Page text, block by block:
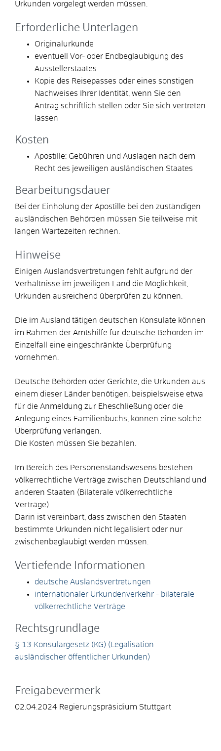
Urkunden vorgelegt werden müssen.
Erforderliche Unterlagen
Originalurkunde
eventuell Vor- oder Endbeglaubigung des
Ausstellerstaates
Kopie des Reisepasses oder eines sonstigen
Nachweises Ihrer Identität, wenn Sie den
Antrag schriftlich stellen oder Sie sich vertreten
lassen
Kosten
Apostille: Gebühren und Auslagen nach dem
Recht des jeweiligen ausländischen Staates
Bearbeitungsdauer
Bei der Einholung der Apostille bei den zuständigen
ausländischen Behörden müssen Sie teilweise mit
langen Wartezeiten rechnen.
Hinweise
Einigen Auslandsvertretungen fehlt aufgrund der
Verhältnisse im jeweiligen Land die Möglichkeit,
Urkunden ausreichend überprüfen zu können.
Die im Ausland tätigen deutschen Konsulate können
im Rahmen der Amtshilfe für deutsche Behörden im
Einzelfall eine eingeschränkte Überprüfung
vornehmen.
Deutsche Behörden oder Gerichte, die Urkunden aus
einem dieser Länder benötigen,
beispielsweise etwa
für die Anmeldung zur Eheschließung oder die
Anlegung eines Familienbuchs,
können eine solche
Überprüfung verlangen.
Die Kosten müssen Sie bezahlen.
Im Bereich des Personenstandswesens bestehen
völkerrechtliche Verträge zwischen Deutschland und
anderen Staaten (Bilaterale völkerrechtliche
Verträge).
Darin ist vereinbart, dass zwischen den Staaten
bestimmte Urkunden nicht legalisiert oder nur
zwischenbeglaubigt werden müssen.
Vertiefende Informationen
deutsche Auslandsvertretungen
internationaler Urkundenverkehr - bilaterale
völkerrechtliche Verträge
Rechtsgrundlage
§ 13 Konsulargesetz (KG) (Legalisation
ausländischer öffentlicher Urkunden)
Freigabevermerk
02.04.2024 Regierungspräsidium Stuttgart